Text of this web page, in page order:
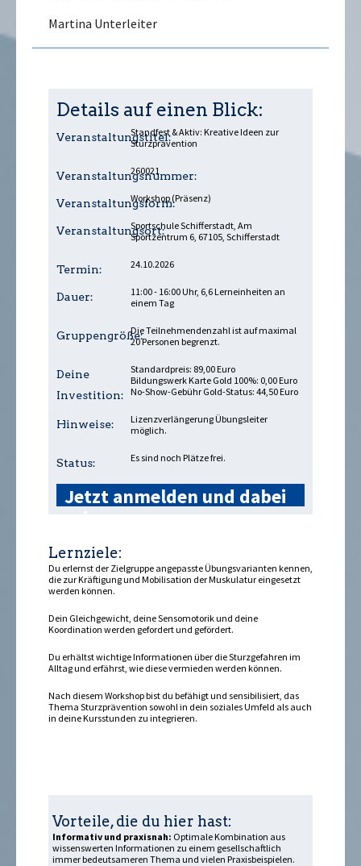
Martina Unterleiter
Details auf einen Blick:
Veranstaltungstitel:Standfest & Aktiv: Kreative Ideen zur
Sturzprävention
Veranstaltungsnummer:
260021
Veranstaltungsform:
Workshop (Präsenz)
Veranstaltungsort:Sportschule Schifferstadt, Am
Sportzentrum 6, 67105, Schifferstadt
Termin: 24.10.2026
Dauer:
11:00 - 16:00 Uhr, 6,6 Lerneinheiten an
einem Tag
Gruppengröße:Die Teilnehmendenzahl ist auf maximal
20 Personen begrenzt.
Deine
Investition:
Standardpreis: 89,00 Euro
Bildungswerk Karte Gold 100%: 0,00 Euro
No-Show-Gebühr Gold-Status: 44,50 Euro
Hinweise:
Lizenzverlängerung Übungsleiter
möglich.
Status: Es sind noch Plätze frei.
Jetzt anmelden und dabei
Lernziele:
Du erlernst der Zielgruppe angepasste Übungsvarianten kennen,
die zur Kräftigung und Mobilisation der Muskulatur eingesetzt
werden können.
Dein Gleichgewicht, deine Sensomotorik und deine
Koordination werden gefordert und gefördert.
Du erhältst wichtige Informationen über die Sturzgefahren im
Alltag und erfährst, wie diese vermieden werden können.
Nach diesem Workshop bist du befähigt und sensibilisiert, das
Thema Sturzprävention sowohl in dein soziales Umfeld als auch
in deine Kursstunden zu integrieren.
Vorteile, die du hier hast:
Informativ und praxisnah: Optimale Kombination aus
wissenswerten Informationen zu einem gesellschaftlich
immer bedeutsameren Thema und vielen Praxisbeispielen.